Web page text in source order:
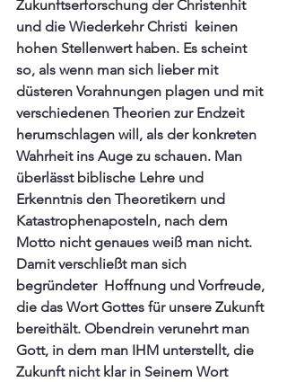
Zukunftserforschung der Christenhit
und die Wiederkehr Christi  keinen
hohen Stellenwert haben. Es scheint
so, als wenn man sich lieber mit
düsteren Vorahnungen plagen und mit
verschiedenen Theorien zur Endzeit
herumschlagen will, als der konkreten
Wahrheit ins Auge zu schauen. Man
überlässt biblische Lehre und
Erkenntnis den Theoretikern und
Katastrophenaposteln, nach dem
Motto nicht genaues weiß man nicht.
Damit verschließt man sich
begründeter  Hoffnung und Vorfreude,
die das Wort Gottes für unsere Zukunft
bereithält. Obendrein verunehrt man
Gott, in dem man IHM unterstellt, die
Zukunft nicht klar in Seinem Wort